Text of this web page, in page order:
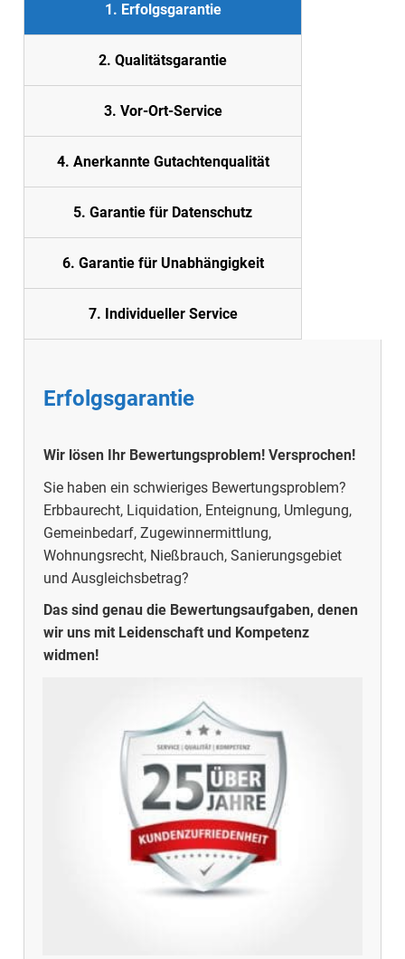
1. Erfolgsgarantie
2. Qualitätsgarantie
3. Vor-Ort-Service
4. Anerkannte Gutachtenqualität
5. Garantie für Datenschutz
6. Garantie für Unabhängigkeit
7. Individueller Service
Erfolgsgarantie
Wir lösen Ihr Bewertungsproblem! Versprochen!
Sie haben ein schwieriges Bewertungsproblem?
Erbbaurecht, Liquidation, Enteignung, Umlegung,
Gemeinbedarf, Zugewinnermittlung,
Wohnungsrecht, Nießbrauch, Sanierungsgebiet
und Ausgleichsbetrag?
Das sind genau die Bewertungsaufgaben, denen
wir uns mit Leidenschaft und Kompetenz
widmen!